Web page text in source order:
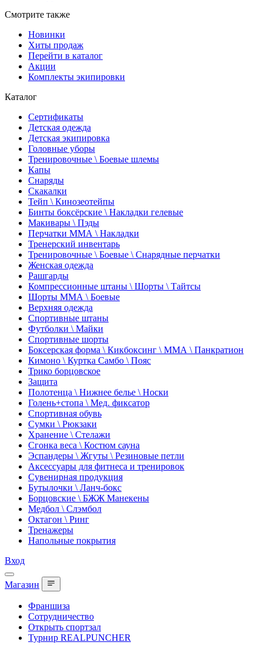
Смотрите также
Новинки
Хиты продаж
Перейти в каталог
Акции
Комплекты экипировки
Каталог
Сертификаты
Детская одежда
Детская экипировка
Головные уборы
Тренировочные \ Боевые шлемы
Капы
Снаряды
Скакалки
Тейп \ Кинозеотейпы
Бинты боксёрские \ Накладки гелевые
Макивары \ Пэды
Перчатки ММА \ Накладки
Тренерский инвентарь
Тренировочные \ Боевые \ Снарядные перчатки
Женская одежда
Рашгарды
Компрессионные штаны \ Шорты \ Тайтсы
Шорты ММА \ Боевые
Верхняя одежда
Спортивные штаны
Футболки \ Майки
Спортивные шорты
Боксерская форма \ Кикбоксинг \ ММА \ Панкратион
Кимоно \ Куртка Самбо \ Пояс
Трико борцовское
Защита
Полотенца \ Нижнее белье \ Носки
Голень+стопа \ Мед. фиксатор
Спортивная обувь
Сумки \ Рюкзаки
Хранение \ Стелажи
Сгонка веса \ Костюм сауна
Эспандеры \ Жгуты \ Резиновые петли
Аксессуары для фитнеса и тренировок
Сувенирная продукция
Бутылочки \ Ланч-бокс
Борцовские \ БЖЖ Манекены
Медбол \ Слэмбол
Октагон \ Ринг
Тренажеры
Напольные покрытия
Вход
Магазин
Франшиза
Сотрудничество
Открыть спортзал
Турнир REALPUNCHER